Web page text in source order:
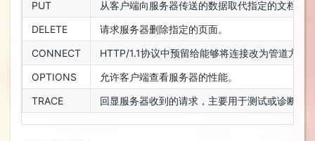
PUT
从客户端向服务器传送的数据取代指定的文档的
DELETE
请求服务器删除指定的页面。
CONNECT
HTTP/1.1协议中预留给能够将连接改为管道方式
OPTIONS
允许客户端查看服务器的性能。
TRACE
回显服务器收到的请求，主要用于测试或诊断。